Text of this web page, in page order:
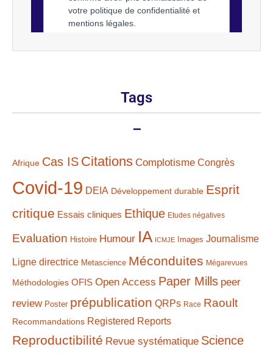
Tags
–
Afrique Cas IS Citations Complotisme Congrès
Covid-19 DEIA Développement durable Esprit
critique Essais cliniques Ethique Etudes négatives
Evaluation Histoire Humour IA ICMJE Images Journalisme
Ligne directrice Metascience Méconduites Mégarevues
Méthodologies OFIS Open Access Paper Mills peer
review Poster prépublication QRPs Race Raoult
Recommandations Registered Reports
Reproductibilité Revue systématique Science